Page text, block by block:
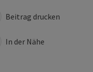
Beitrag drucken
In der Nähe